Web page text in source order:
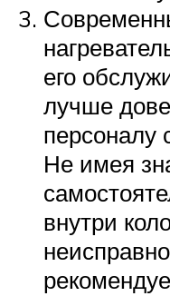
его
лучше
персоналу
Не имея
внутри